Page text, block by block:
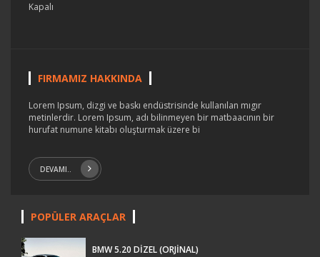
Kapalı
FIRMAMIZ HAKKINDA
Lorem Ipsum, dizgi ve baskı endüstrisinde kullanılan mıgır
metinlerdir. Lorem Ipsum, adı bilinmeyen bir matbaacının bir
hurufat numune kitabı oluşturmak üzere bi
DEVAMI..
POPÜLER ARAÇLAR
BMW 5.20 DİZEL (ORJİNAL)